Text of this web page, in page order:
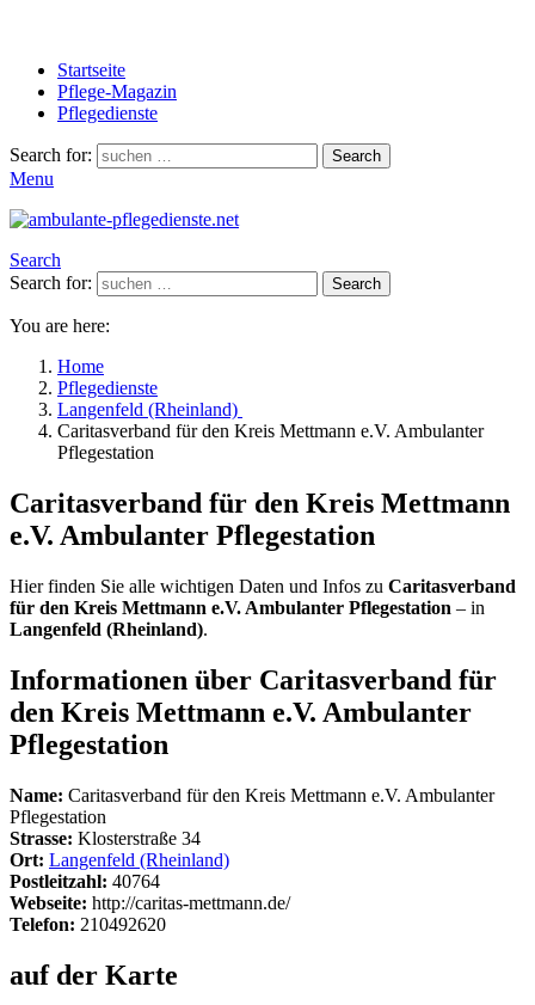
Startseite
Pflege-Magazin
Pflegedienste
Search for: Search
Menu
Search
Search for:
Search
You are here:
Home
Pflegedienste
Langenfeld (Rheinland)
Caritasverband für den Kreis Mettmann e.V. Ambulanter
Pflegestation
Caritasverband für den Kreis Mettmann
e.V. Ambulanter Pflegestation
Hier finden Sie alle wichtigen Daten und Infos zu Caritasverband
für den Kreis Mettmann e.V. Ambulanter Pflegestation – in
Langenfeld (Rheinland).
Informationen über Caritasverband für
den Kreis Mettmann e.V. Ambulanter
Pflegestation
Name: Caritasverband für den Kreis Mettmann e.V. Ambulanter
Pflegestation
Strasse: Klosterstraße 34
Ort: Langenfeld (Rheinland)
Postleitzahl: 40764
Webseite: http://caritas-mettmann.de/
Telefon: 210492620
auf der Karte